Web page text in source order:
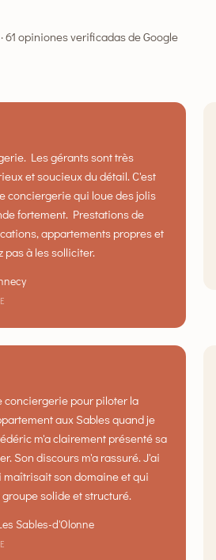
61 opiniones verificadas de Google
Les gérants sont très
et soucieux du détail. C'est
conciergerie qui loue des jolis
fortement. Prestations de
appartements propres et
à les solliciter.
conciergerie pour piloter la
aux Sables quand je
m'a clairement présenté sa
Son discours m'a rassuré. J'ai
son domaine et qui
solide et structuré.
Sables-d'Olonne